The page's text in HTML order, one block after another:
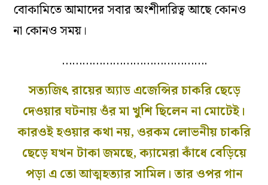
বোকামিতে আমাদের সবার অংশীদারিত্ব আছে কোনও
না কোনও সময়।
…………………………………….
সত্যজিৎ রায়ের অ্যাড এজেন্সির চাকরি ছেড়ে
দেওয়ার ঘটনায় ওঁর মা খুশি ছিলেন না মোটেই।
কারওই হওয়ার কথা নয়, ওরকম লোভনীয় চাকরি
ছেড়ে যখন টাকা জমছে, ক্যামেরা কাঁধে বেড়িয়ে
পড়া এ তো আত্মহত্যার সামিল। তার ওপর গান